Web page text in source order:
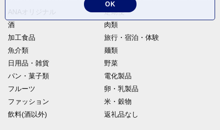
定期便
酒
肉類
加工食品
旅行・宿泊・体験
魚介類
麺類
日用品・雑貨
野菜
パン・菓子類
電化製品
フルーツ
卵・乳製品
ファッション
米・穀物
飲料(酒以外)
返礼品なし
OK